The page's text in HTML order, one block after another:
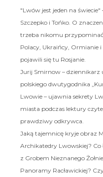
"Lwów jest jeden na
Szczepko i Tońko. O
trzeba nikomu
Polacy, Ukraińcy, Ormianie i
pojawili się tu Rosjanie.
Jurij Smirnow – dziennikarz
polskiego dwutygodnika
Lwowie – ujawnia sekrety
miasta podczas lektury
prawdziwy odkrywca.
Jaką tajemnicę kryje obraz
Archikatedry Lwowskiej?
z Grobem Nieznanego
Panoramy Racławickiej?